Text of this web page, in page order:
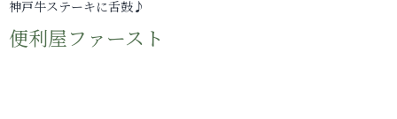
神戸牛ステーキに舌鼓♪
便利屋ファースト